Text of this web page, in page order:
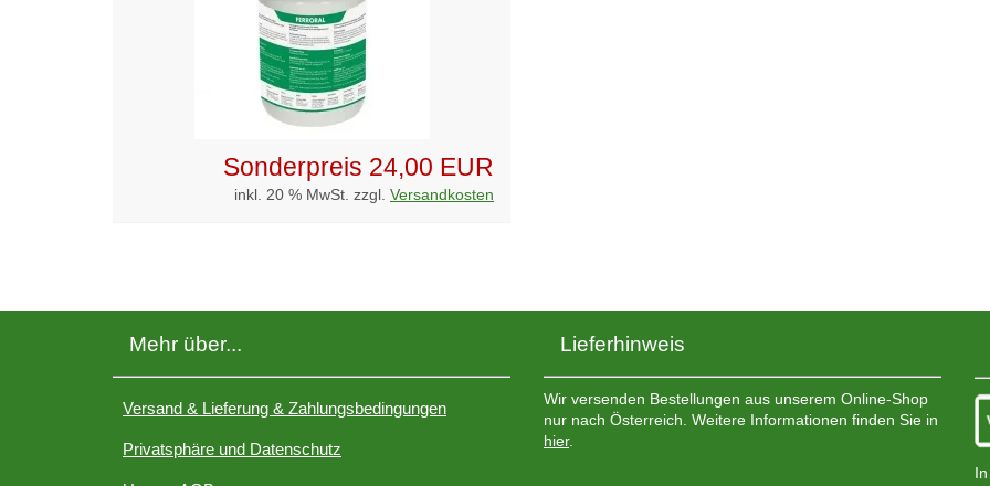
Sonderpreis 24,00 EUR
inkl. 20 % MwSt. zzgl. Versandkosten
Mehr über...
Versand & Lieferung & Zahlungsbedingungen
Privatsphäre und Datenschutz
Lieferhinweis
Wir versenden Bestellungen aus unserem Online-Shop
nur nach Österreich. Weitere Informationen finden Sie in
hier.